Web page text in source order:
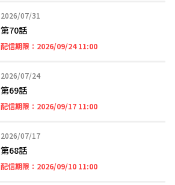
2026/07/31
2026年07月31日
第70話
配信期限： 2026/09/24 11:002026年09月24日 11時
2026/07/24
2026年07月24日
第69話
配信期限： 2026/09/17 11:002026年09月17日 11時
2026/07/17
2026年07月17日
第68話
配信期限： 2026/09/10 11:002026年09月10日 11時